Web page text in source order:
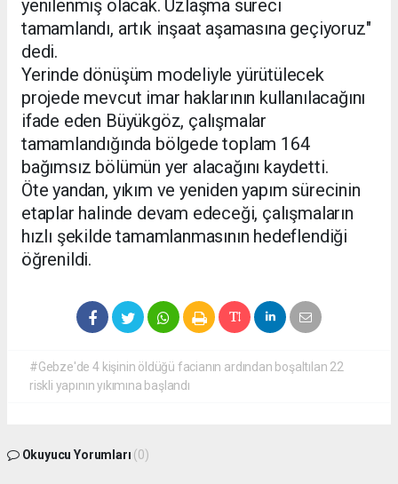
yenilenmiş olacak. Uzlaşma süreci
tamamlandı, artık inşaat aşamasına geçiyoruz"
dedi.
Yerinde dönüşüm modeliyle yürütülecek
projede mevcut imar haklarının kullanılacağını
ifade eden Büyükgöz, çalışmalar
tamamlandığında bölgede toplam 164
bağımsız bölümün yer alacağını kaydetti.
Öte yandan, yıkım ve yeniden yapım sürecinin
etaplar halinde devam edeceği, çalışmaların
hızlı şekilde tamamlanmasının hedeflendiği
öğrenildi.
#Gebze'de 4 kişinin öldüğü facianın ardından boşaltılan 22
riskli yapının yıkımına başlandı
Okuyucu Yorumları (0)